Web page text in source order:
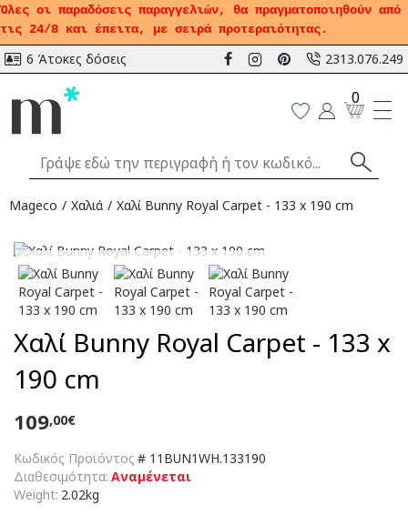
Όλες οι παραδόσεις παραγγελιών, θα πραγματοποιηθούν από
τις 24/8 και έπειτα, με σειρά προτεραιότητας.
6 Άτοκες δόσεις 2313.076.249
0
Mageco Χαλιά Χαλί Bunny Royal Carpet - 133 x 190 cm
Αναμένεται
Χαλί Bunny Royal Carpet - 133 x
190 cm
Κωδικός Προϊόντος # 11BUN1WH.133190
Διαθεσιμότητα: Αναμένεται
Weight: 2.02kg
109,00€